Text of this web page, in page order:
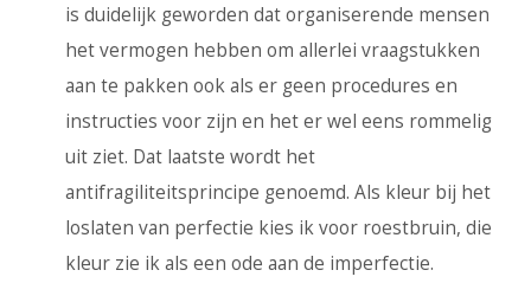
is duidelijk geworden dat organiserende mensen
het vermogen hebben om allerlei vraagstukken
aan te pakken ook als er geen procedures en
instructies voor zijn en het er wel eens rommelig
uit ziet. Dat laatste wordt het
antifragiliteitsprincipe genoemd. Als kleur bij het
loslaten van perfectie kies ik voor roestbruin, die
kleur zie ik als een ode aan de imperfectie.